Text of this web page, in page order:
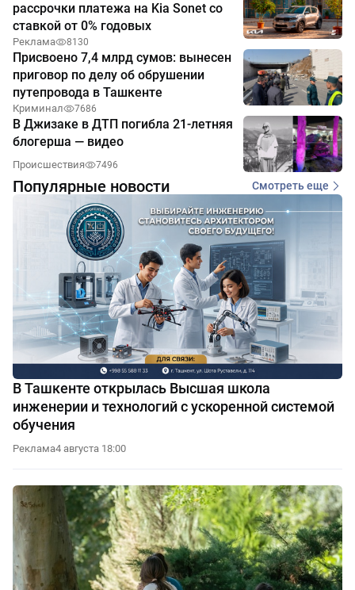
рассрочки платежа на Kia Sonet со
ставкой от 0% годовых
Реклама 8130
Присвоено 7,4 млрд сумов: вынесен
приговор по делу об обрушении
путепровода в Ташкенте
Криминал 7686
В Джизаке в ДТП погибла 21-летняя
блогерша — видео
Происшествия 7496
Популярные новости Смотреть еще
В Ташкенте открылась Высшая школа
инженерии и технологий с ускоренной системой
обучения
Реклама4 августа 18:00